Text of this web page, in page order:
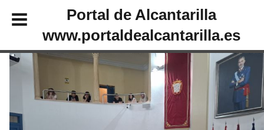
Portal de Alcantarilla
www.portaldealcantarilla.es